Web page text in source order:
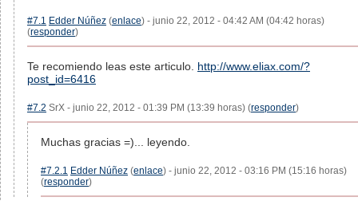
#7.1 Edder Núñez (enlace) - junio 22, 2012 - 04:42 AM (04:42 horas)
(responder)
Te recomiendo leas este articulo. http://www.eliax.com/?
post_id=6416
#7.2 SrX - junio 22, 2012 - 01:39 PM (13:39 horas) (responder)
Muchas gracias =)... leyendo.
#7.2.1 Edder Núñez (enlace) - junio 22, 2012 - 03:16 PM (15:16 horas)
(responder)